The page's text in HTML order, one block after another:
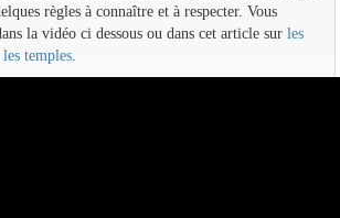
règles à connaître et à respecter. Vous
la vidéo ci dessous ou dans cet article sur les
temples.